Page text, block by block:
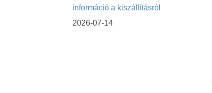
információ a kiszállításról
2026-07-14
Komplett
helyen – egyedi